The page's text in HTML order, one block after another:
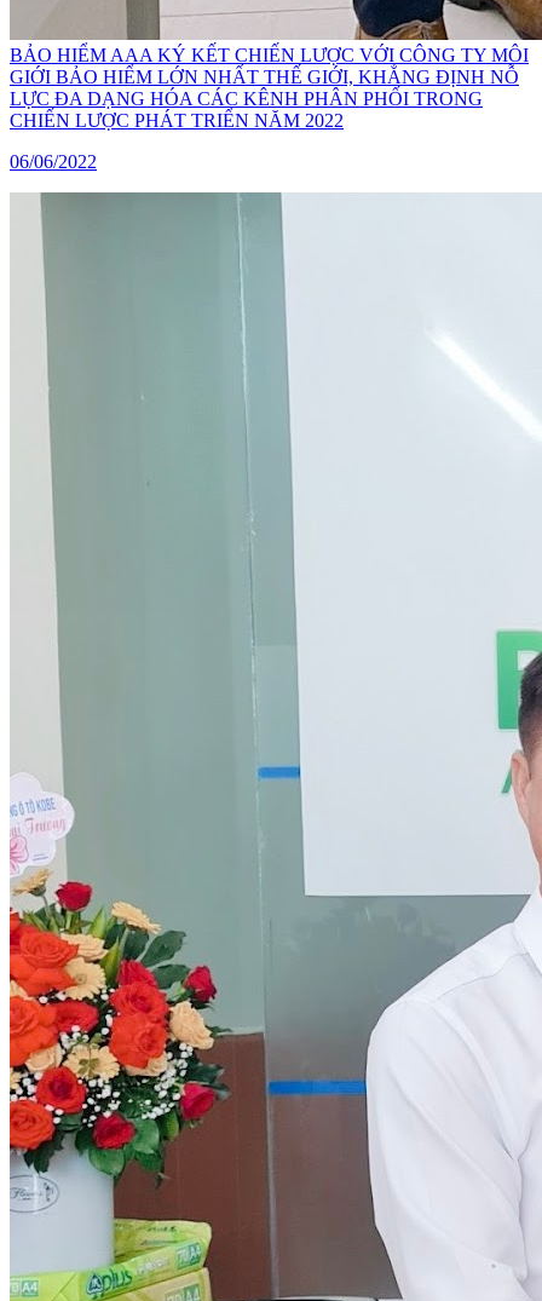
BẢO HIỂM AAA KÝ KẾT CHIẾN LƯỢC VỚI CÔNG TY MÔI
GIỚI BẢO HIỂM LỚN NHẤT THẾ GIỚI, KHẲNG ĐỊNH NỖ
LỰC ĐA DẠNG HÓA CÁC KÊNH PHÂN PHỐI TRONG
CHIẾN LƯỢC PHÁT TRIỂN NĂM 2022
06/06/2022